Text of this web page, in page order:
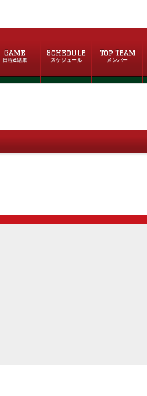
Game
日程&結果
Schedule
スケジュール
Top Team
メンバー